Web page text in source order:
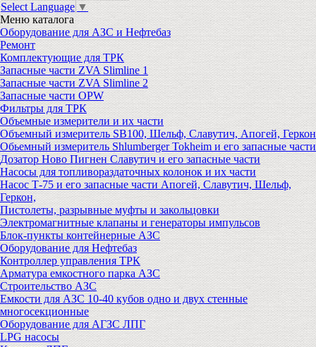
Select Language▼
Менюкаталога
Оборудование для АЗС и Нефтебаз
Ремонт
Комплектующие для ТРК
Запасные части ZVA Slimline 1
Запасные части ZVA Slimline 2
Запасные части OPW
Фильтры для ТРК
Объемные измерители и их части
Объемный измеритель SB100, Шельф, Славутич, Апогей, Геркон
Обьемный измеритель Shlumberger Tokheim и его запасные части
Дозатор Ново Пигнен Славутич и его запасные части
Насосы для топливораздаточных колонок и их части
Насос Т-75 и его запасные части Апогей, Славутич, Шельф,
Геркон,
Пистолеты, разрывные муфты и закольцовки
Электромагнитные клапаны и генераторы импульсов
Блок-пункты контейнерные АЗС
Оборудование для Нефтебаз
Контроллер управления ТРК
Арматура емкостного парка АЗС
Строительство АЗС
Емкости для АЗС 10-40 кубов одно и двух стенные
многосекционные
Оборудование для АГЗС ЛПГ
LPG насосы